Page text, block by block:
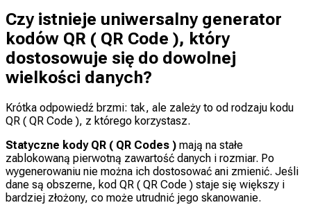
Czy istnieje uniwersalny generator
kodów QR ( QR Code ), który
dostosowuje się do dowolnej
wielkości danych?
Krótka odpowiedź brzmi: tak, ale zależy to od rodzaju kodu
QR ( QR Code ), z którego korzystasz.
Statyczne kody QR ( QR Codes ) mają na stałe
zablokowaną pierwotną zawartość danych i rozmiar. Po
wygenerowaniu nie można ich dostosować ani zmienić. Jeśli
dane są obszerne, kod QR ( QR Code ) staje się większy i
bardziej złożony, co może utrudnić jego skanowanie.